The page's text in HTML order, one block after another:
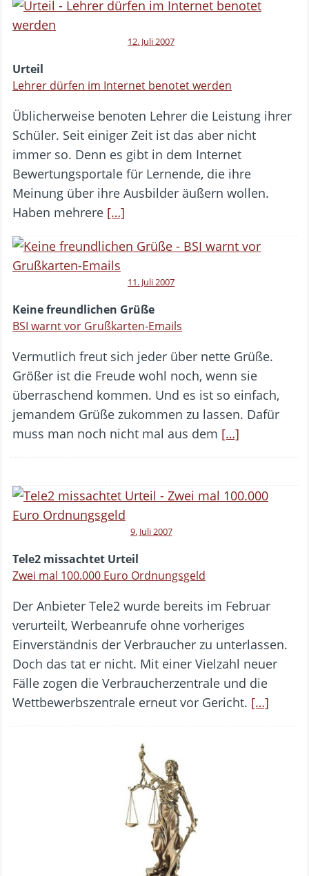
12. Juli 2007
Urteil
Lehrer dürfen im Internet benotet werden
Üblicherweise benoten Lehrer die Leistung ihrer
Schüler. Seit einiger Zeit ist das aber nicht
immer so. Denn es gibt in dem Internet
Bewertungsportale für Lernende, die ihre
Meinung über ihre Ausbilder äußern wollen.
Haben mehrere […]
11. Juli 2007
Keine freundlichen Grüße
BSI warnt vor Grußkarten-Emails
Vermutlich freut sich jeder über nette Grüße.
Größer ist die Freude wohl noch, wenn sie
überraschend kommen. Und es ist so einfach,
jemandem Grüße zukommen zu lassen. Dafür
muss man noch nicht mal aus dem […]
9. Juli 2007
Tele2 missachtet Urteil
Zwei mal 100.000 Euro Ordnungsgeld
Der Anbieter Tele2 wurde bereits im Februar
verurteilt, Werbeanrufe ohne vorheriges
Einverständnis der Verbraucher zu unterlassen.
Doch das tat er nicht. Mit einer Vielzahl neuer
Fälle zogen die Verbraucherzentrale und die
Wettbewerbszentrale erneut vor Gericht. […]